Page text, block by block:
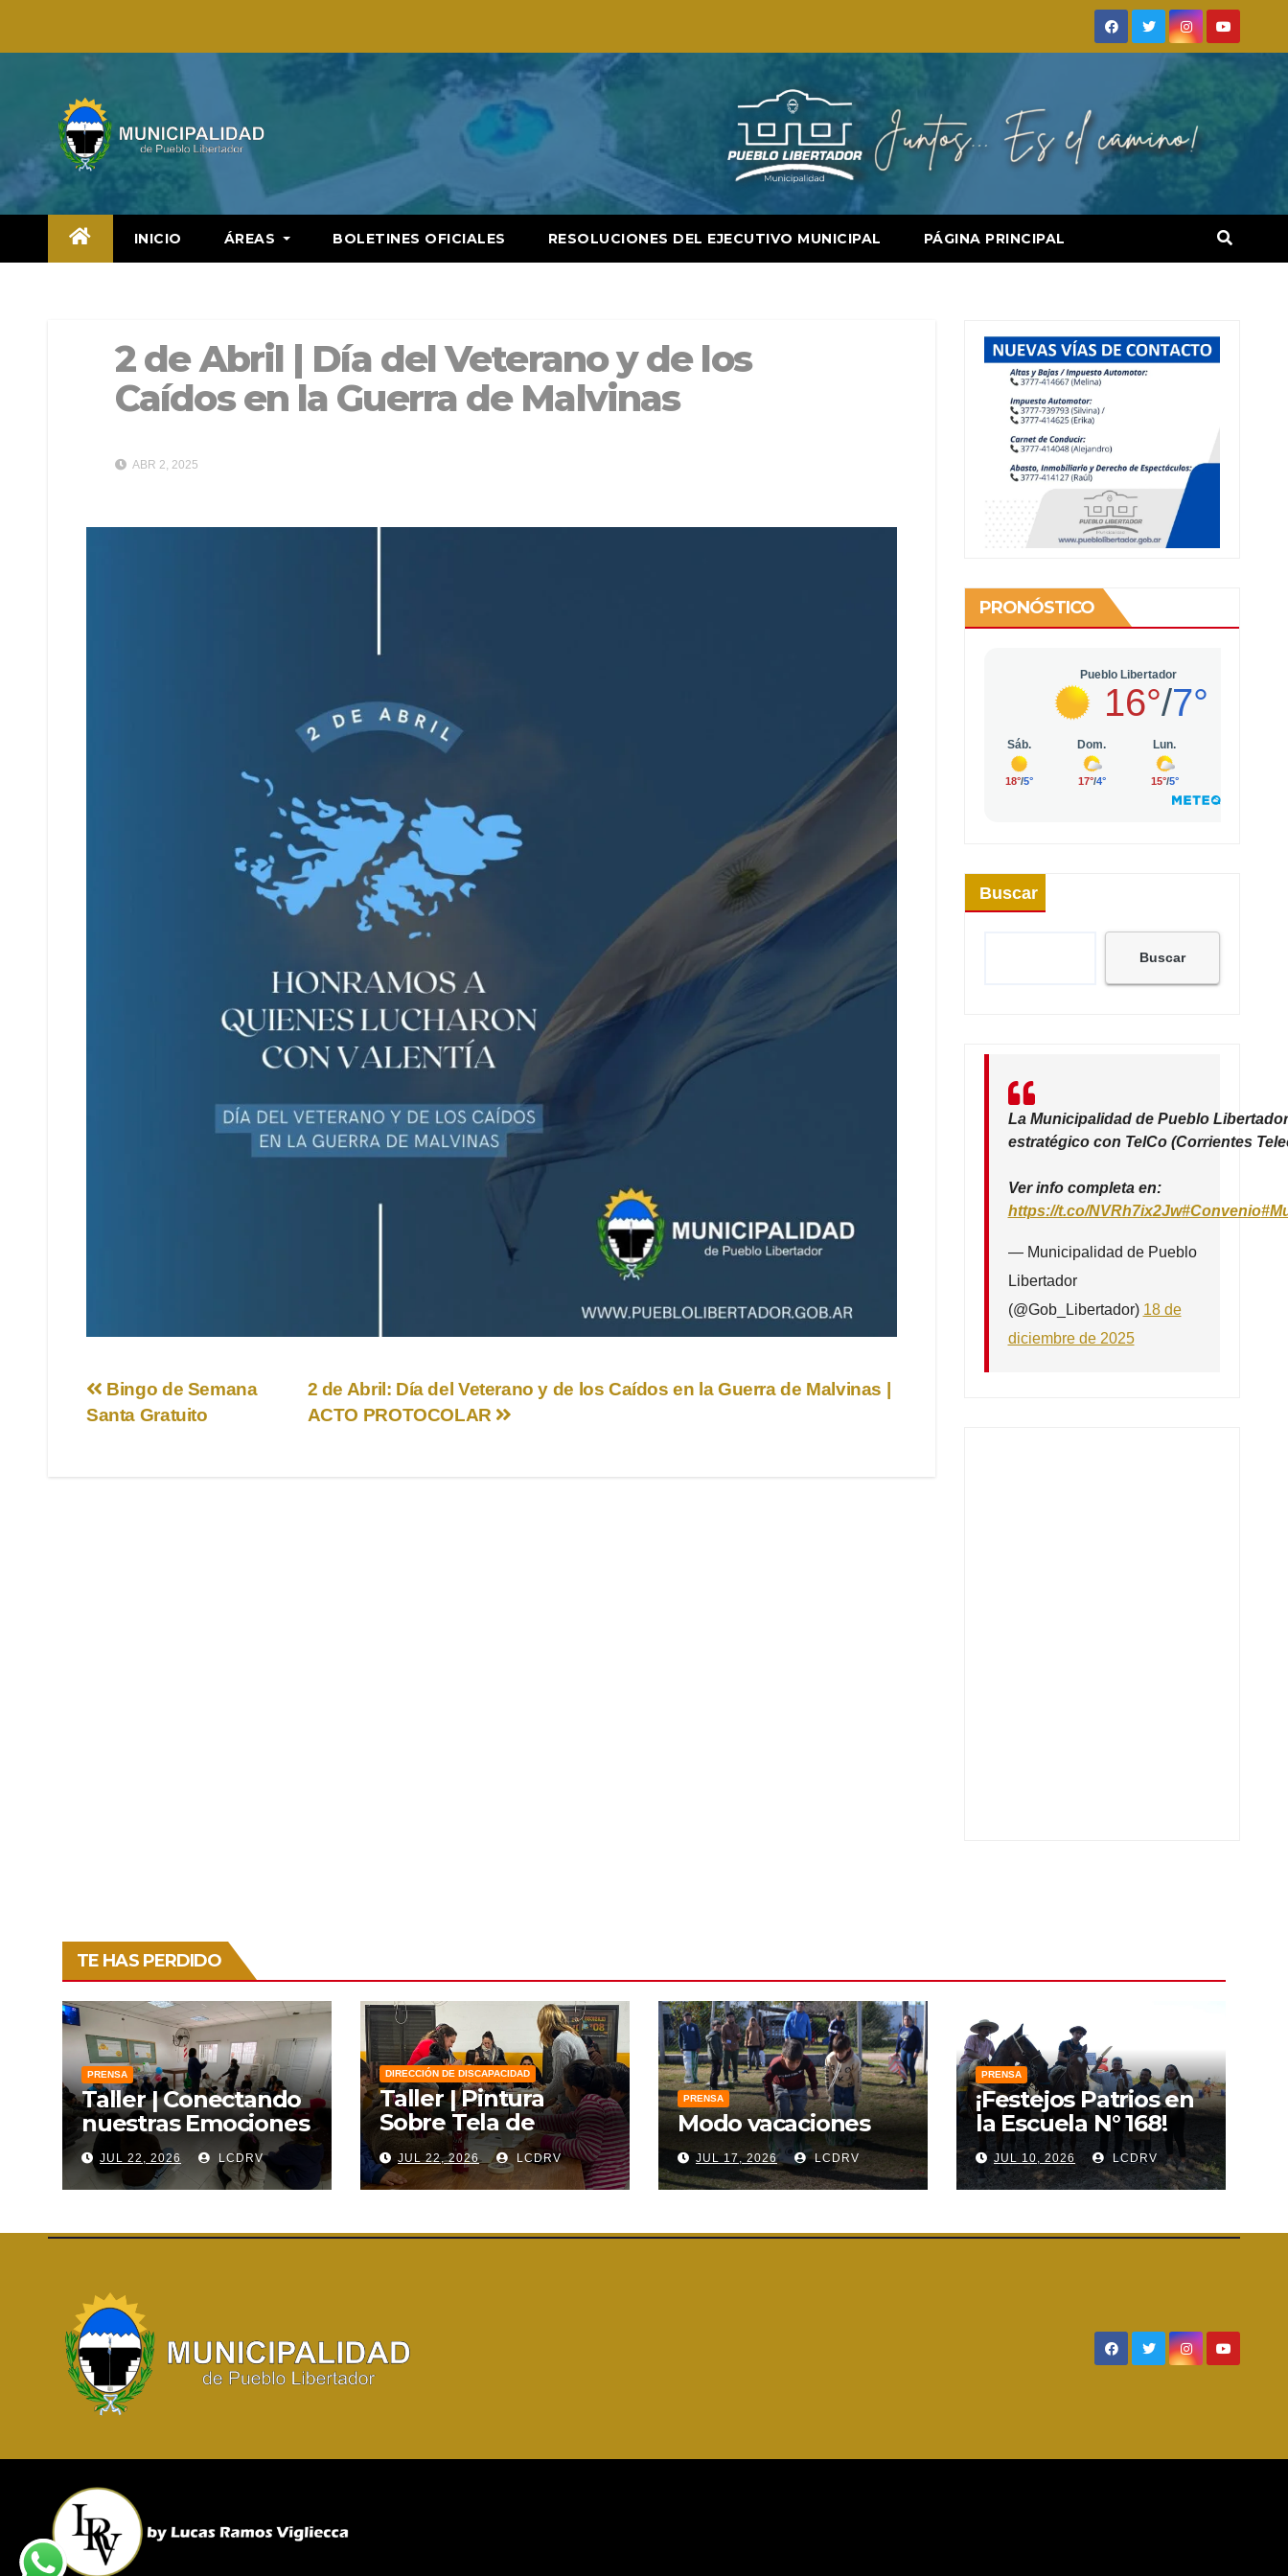
INICIO ÁREAS BOLETINES OFICIALES RESOLUCIONES DEL EJECUTIVO MUNICIPAL PÁGINA PRINCIPAL
2 de Abril | Día del Veterano y de los
Caídos en la Guerra de Malvinas
ABR 2, 2025
Navegación
2 de Abril: Día del Veterano y de los Caídos en la Guerra de Malvinas |
ACTO PROTOCOLAR
Bingo de Semana
Santa Gratuito
PRONÓSTICO
Buscar
Buscar
La Municipalidad de Pueblo
estratégico con TelCo (Corrientes
Ver info completa en:
https://t.co/NVRh7ix2Jw#Convenio
— Municipalidad de Pueblo
Libertador
(@Gob_Libertador) 18 de
diciembre de 2025
TE HAS PERDIDO
PRENSA
Taller | Conectando
nuestras Emociones
JUL 22, 2026 LCDRV
DIRECCIÓN DE DISCAPACIDAD
Taller | Pintura
Sobre Tela de
Lienzo
JUL 22, 2026 LCDRV
PRENSA
Modo vacaciones
JUL 17, 2026 LCDRV
PRENSA
¡Festejos Patrios en
la Escuela N° 168!
JUL 10, 2026 LCDRV